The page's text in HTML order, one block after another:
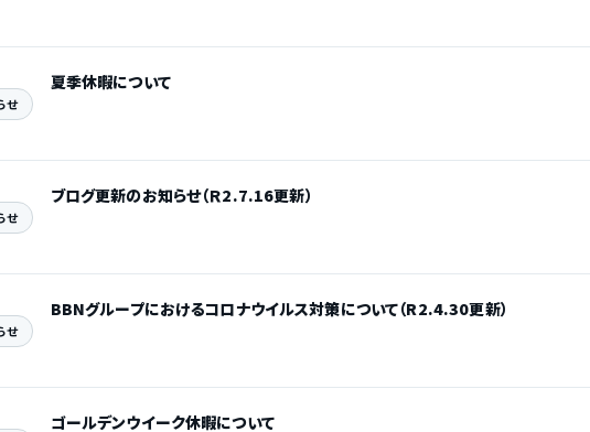
せ
夏季休暇について
せ
ブログ更新のお知らせ（Ｒ2.7.16更新）
せ
BBNグループにおけるコロナウイルス対策について（R2.4.30更新）
ゴールデンウイーク休暇について